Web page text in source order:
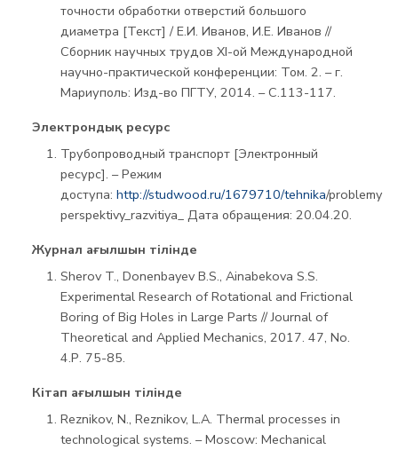
точности обработки отверстий большого
диаметра [Текст] / Е.И. Иванов, И.Е. Иванов //
Сборник научных трудов XI-ой Международной
научно-практической конференции: Том. 2. – г.
Мариуполь: Изд-во ПГТУ, 2014. – С.113-117.
Электрондық ресурс
Трубопроводный транспорт [Электронный
ресурс]. – Режим
доступа: http://studwood.ru/1679710/tehnika/problemy
perspektivy_razvitiya_ Дата обращения: 20.04.20.
Журнал ағылшын тілінде
Sherov T., Donenbayev B.S., Ainabekova S.S.
Experimental Research of Rotational and Frictional
Boring of Big Holes in Large Parts // Journal of
Theoretical and Applied Mechanics, 2017. 47, No.
4.Р. 75-85.
Кітап ағылшын тілінде
Reznikov, N., Reznikov, L.A. Thermal processes in
technological systems. – Moscow: Mechanical